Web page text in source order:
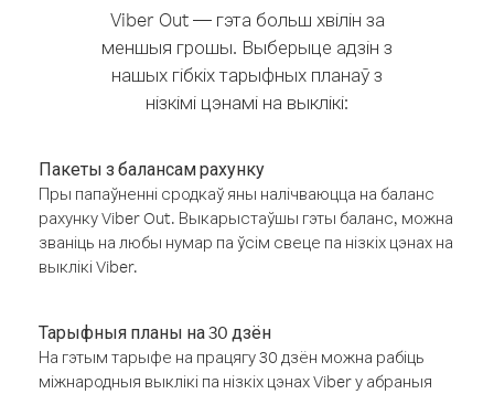
Viber Out — гэта больш хвілін за
меншыя грошы. Выберыце адзін з
нашых гібкіх тарыфных планаў з
нізкімі цэнамі на выклікі:
Пакеты з балансам рахунку
Пры папаўненні сродкаў яны налічваюцца на баланс
рахунку Viber Out. Выкарыстаўшы гэты баланс, можна
званіць на любы нумар па ўсім свеце па нізкіх цэнах на
выклікі Viber.
Тарыфныя планы на 30 дзён
На гэтым тарыфе на працягу 30 дзён можна рабіць
міжнародныя выклікі па нізкіх цэнах Viber у абраныя